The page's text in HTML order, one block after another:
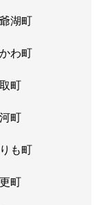
湖町
わ町
町
町
も町
町